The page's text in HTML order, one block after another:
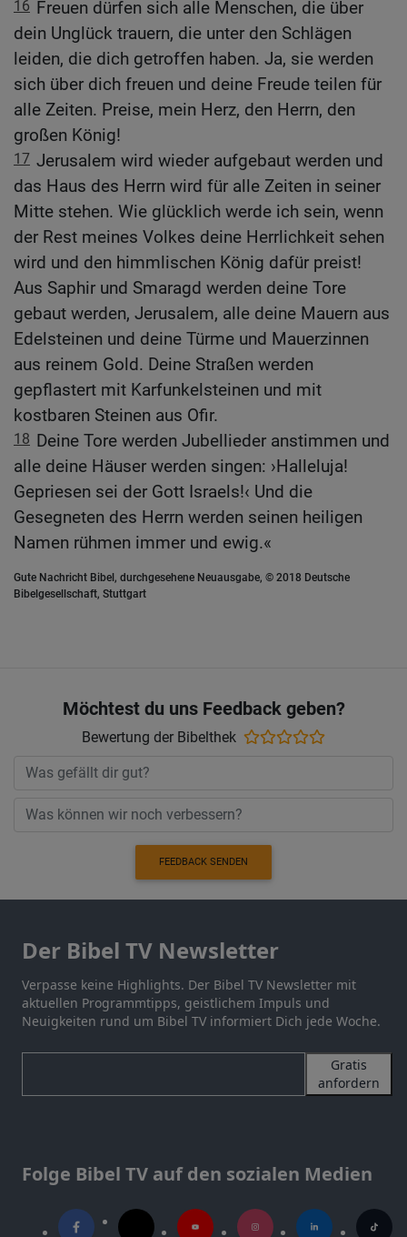
16 Freuen dürfen sich alle Menschen, die über
dein Unglück trauern, die unter den Schlägen
leiden, die dich getroffen haben. Ja, sie werden
sich über dich freuen und deine Freude teilen für
alle Zeiten. Preise, mein Herz, den Herrn, den
großen König!
17 Jerusalem wird wieder aufgebaut werden und
das Haus des Herrn wird für alle Zeiten in seiner
Mitte stehen. Wie glücklich werde ich sein, wenn
der Rest meines Volkes deine Herrlichkeit sehen
wird und den himmlischen König dafür preist!
Aus Saphir und Smaragd werden deine Tore
gebaut werden, Jerusalem, alle deine Mauern aus
Edelsteinen und deine Türme und Mauerzinnen
aus reinem Gold. Deine Straßen werden
gepflastert mit Karfunkelsteinen und mit
kostbaren Steinen aus Ofir.
18 Deine Tore werden Jubellieder anstimmen und
alle deine Häuser werden singen: ›Halleluja!
Gepriesen sei der Gott Israels!‹ Und die
Gesegneten des Herrn werden seinen heiligen
Namen rühmen immer und ewig.«
Gute Nachricht Bibel, durchgesehene Neuausgabe, © 2018 Deutsche
Bibelgesellschaft, Stuttgart
Möchtest du uns Feedback geben?
Bewertung der Bibelthek
FEEDBACK SENDEN
Der Bibel TV Newsletter
Verpasse keine Highlights. Der Bibel TV Newsletter mit
aktuellen Programmtipps, geistlichem Impuls und
Neuigkeiten rund um Bibel TV informiert Dich jede Woche.
Gratis
anfordern
Folge Bibel TV auf den sozialen Medien